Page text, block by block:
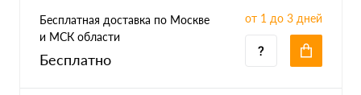
Бесплатная доставка по Москве
и МСК области
Бесплатно
от 1 до 3 дней